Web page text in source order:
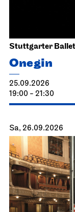
Stuttgarter
Onegin
25.09.2026
19:00 - 21:30
Sa, 26.09.2026